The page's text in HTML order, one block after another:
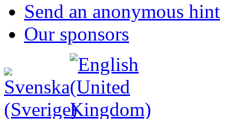
Send an anonymous hint
Our sponsors